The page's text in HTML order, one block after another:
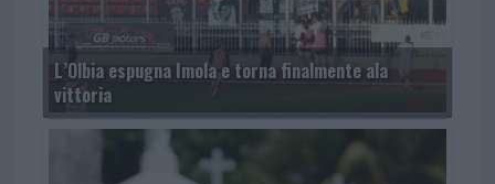
L’Olbia espugna Imola e torna finalmente ala
vittoria